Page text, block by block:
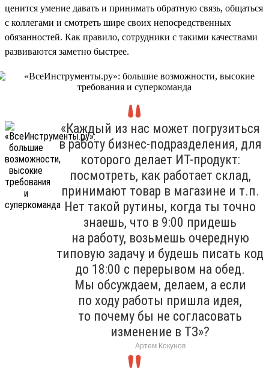
ценится умение давать и принимать обратную связь, общаться
с коллегами и смотреть шире своих непосредственных
обязанностей. Как правило, сотрудники с такими качествами
развиваются заметно быстрее.
«Каждый из нас может погрузиться
в работу бизнес-подразделения, для
которого делает ИТ-продукт:
посмотреть, как работает склад,
принимают товар в магазине и т.п.
Нет такой рутины, когда ты точно
знаешь, что в 9:00 придешь
на работу, возьмешь очередную
типовую задачу и будешь писать код
до 18:00 с перерывом на обед.
Мы обсуждаем, делаем, а если
по ходу работы пришла идея,
то почему бы не согласовать
изменение в ТЗ»?
Артем Кокунов